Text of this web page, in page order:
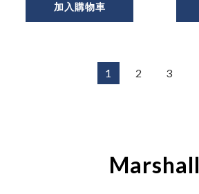
加入購物車
1 2 3
Marshall